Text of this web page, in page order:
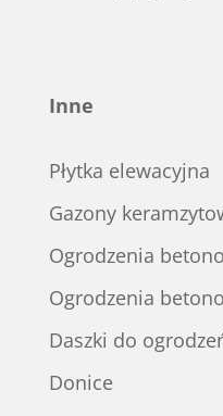
Inne
Płytka elewacyjna
Gazony
Ogrodzenia
Ogrodzenia
Daszki do
Donice